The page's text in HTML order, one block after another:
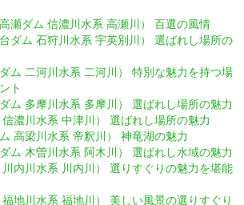
瀬ダム 信濃川水系 高瀬川） 百選の風情
ダム 石狩川水系 宇英別川） 選ばれし場所の
ム 二河川水系 二河川） 特別な魅力を持つ場
ト
ム 多摩川水系 多摩川） 選ばれし場所の魅力
濃川水系 中津川） 選ばれし場所の魅力
高梁川水系 帝釈川） 神竜湖の魅力
ム 木曽川水系 阿木川） 選ばれし水域の魅力
内川水系 川内川） 選りすぐりの魅力を堪能
地川水系 福地川） 美しい風景の選りすぐり